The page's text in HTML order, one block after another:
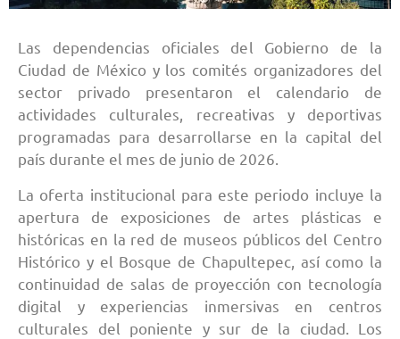
Las dependencias oficiales del Gobierno de la
Ciudad de México y los comités organizadores del
sector privado presentaron el calendario de
actividades culturales, recreativas y deportivas
programadas para desarrollarse en la capital del
país durante el mes de junio de 2026.
La oferta institucional para este periodo incluye la
apertura de exposiciones de artes plásticas e
históricas en la red de museos públicos del Centro
Histórico y el Bosque de Chapultepec, así como la
continuidad de salas de proyección con tecnología
digital y experiencias inmersivas en centros
culturales del poniente y sur de la ciudad. Los